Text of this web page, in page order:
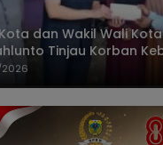
dan Wakil Wali Kota
Tinjau Korban
Pastikan Bantuan
Bencana